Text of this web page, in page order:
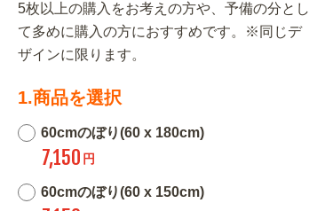
5枚以上の購入をお考えの方や、予備の分とし
て多めに購入の方におすすめです。※同じデ
ザインに限ります。
1.商品を選択
60cmのぼり(60 x 180cm)
7,150 円
60cmのぼり(60 x 150cm)